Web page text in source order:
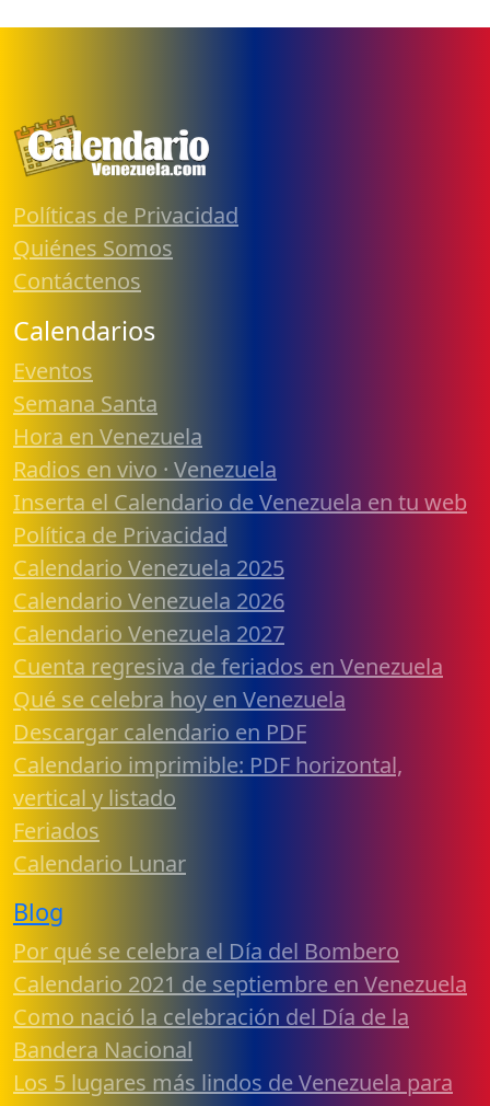
Políticas de Privacidad
Quiénes Somos
Contáctenos
Calendarios
Eventos
Semana Santa
Hora en Venezuela
Radios en vivo · Venezuela
Inserta el Calendario de Venezuela en tu web
Política de Privacidad
Calendario Venezuela 2025
Calendario Venezuela 2026
Calendario Venezuela 2027
Cuenta regresiva de feriados en Venezuela
Qué se celebra hoy en Venezuela
Descargar calendario en PDF
Calendario imprimible: PDF horizontal,
vertical y listado
Feriados
Calendario Lunar
Blog
Por qué se celebra el Día del Bombero
Calendario 2021 de septiembre en Venezuela
Como nació la celebración del Día de la
Bandera Nacional
Los 5 lugares más lindos de Venezuela para